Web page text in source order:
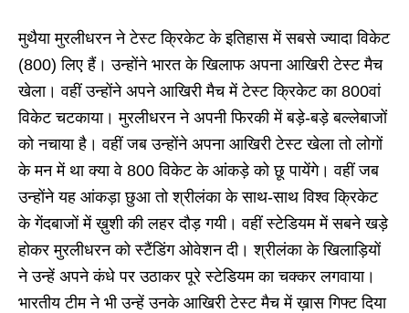
मुथैया मुरलीधरन ने टेस्ट क्रिकेट के इतिहास में सबसे ज्यादा विकेट
(800) लिए हैं। उन्होंने भारत के खिलाफ अपना आखिरी टेस्ट मैच
खेला। वहीं उन्होंने अपने आखिरी मैच में टेस्ट क्रिकेट का 800वां
विकेट चटकाया। मुरलीधरन ने अपनी फिरकी में बड़े-बड़े बल्लेबाजों
को नचाया है। वहीं जब उन्होंने अपना आखिरी टेस्ट खेला तो लोगों
के मन में था क्या वे 800 विकेट के आंकड़े को छू पायेंगे। वहीं जब
उन्होंने यह आंकड़ा छुआ तो श्रीलंका के साथ-साथ विश्व क्रिकेट
के गेंदबाजों में ख़ुशी की लहर दौड़ गयी। वहीं स्टेडियम में सबने खड़े
होकर मुरलीधरन को स्टैंडिंग ओवेशन दी। श्रीलंका के खिलाड़ियों
ने उन्हें अपने कंधे पर उठाकर पूरे स्टेडियम का चक्कर लगवाया।
भारतीय टीम ने भी उन्हें उनके आखिरी टेस्ट मैच में ख़ास गिफ्ट दिया